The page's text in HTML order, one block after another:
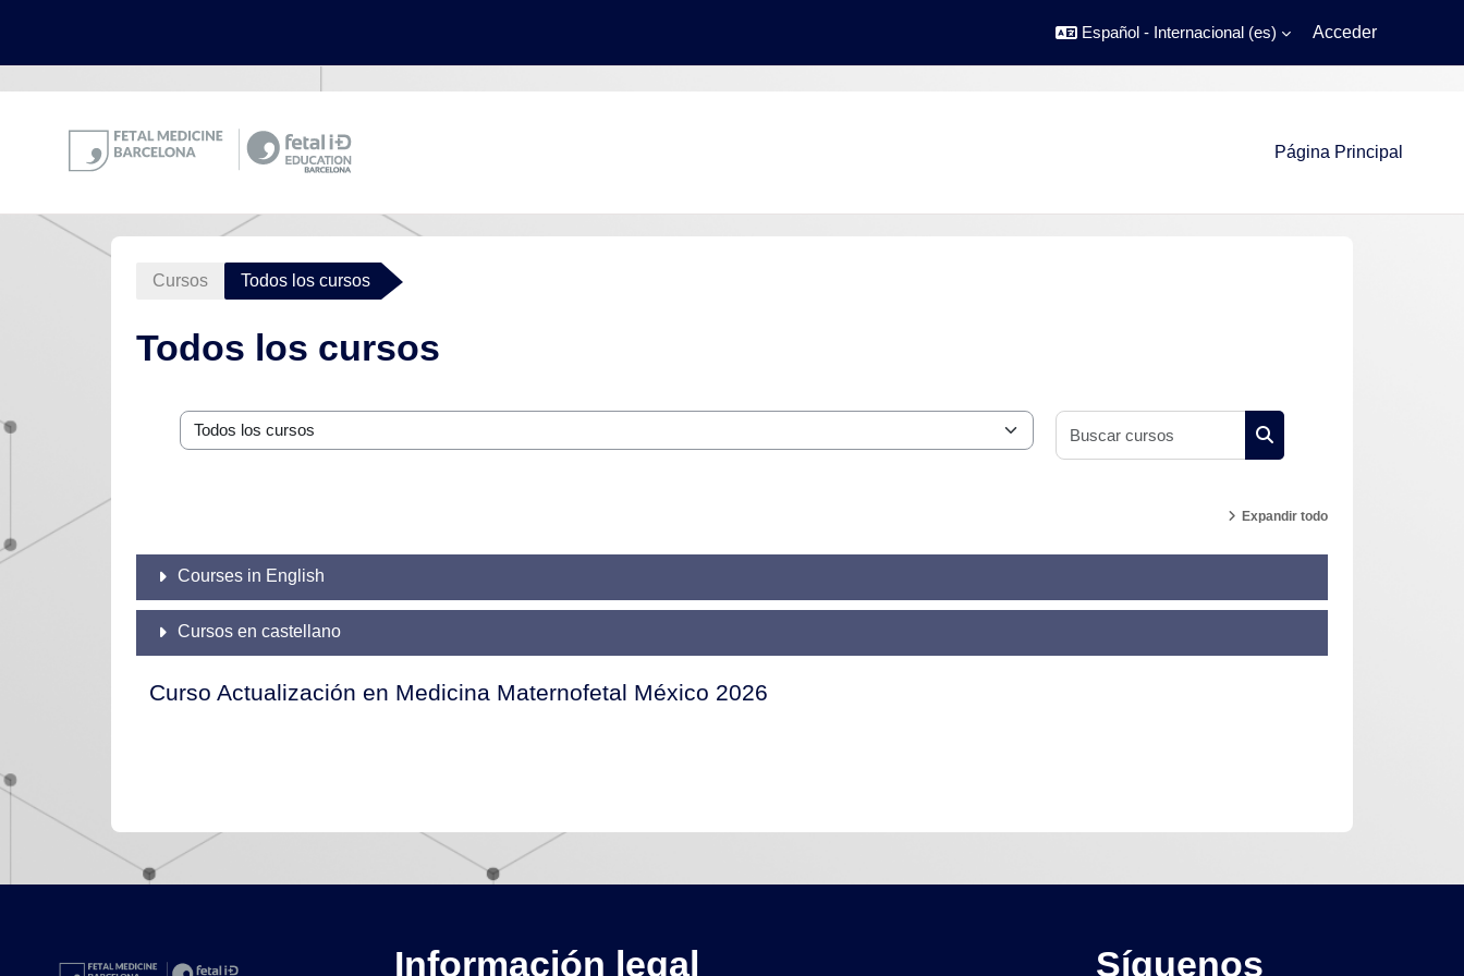
Español - Internacional ‎(es)‎ Acceder
Página Principal
Cursos Todos los cursos
Todos los cursos
Categorías
Buscar cursos
Expandir todo
Courses in English
Cursos en castellano
Curso Actualización en Medicina Maternofetal México 2026
Información legal Síguenos